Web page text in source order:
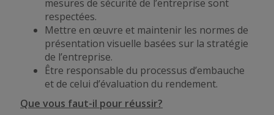
mesures de sécurité de l’entreprise sont
respectées.
Mettre en œuvre et maintenir les normes de
présentation visuelle basées sur la stratégie
de l’entreprise.
Être responsable du processus d’embauche
et de celui d’évaluation du rendement.
Que vous faut-il pour réussir?